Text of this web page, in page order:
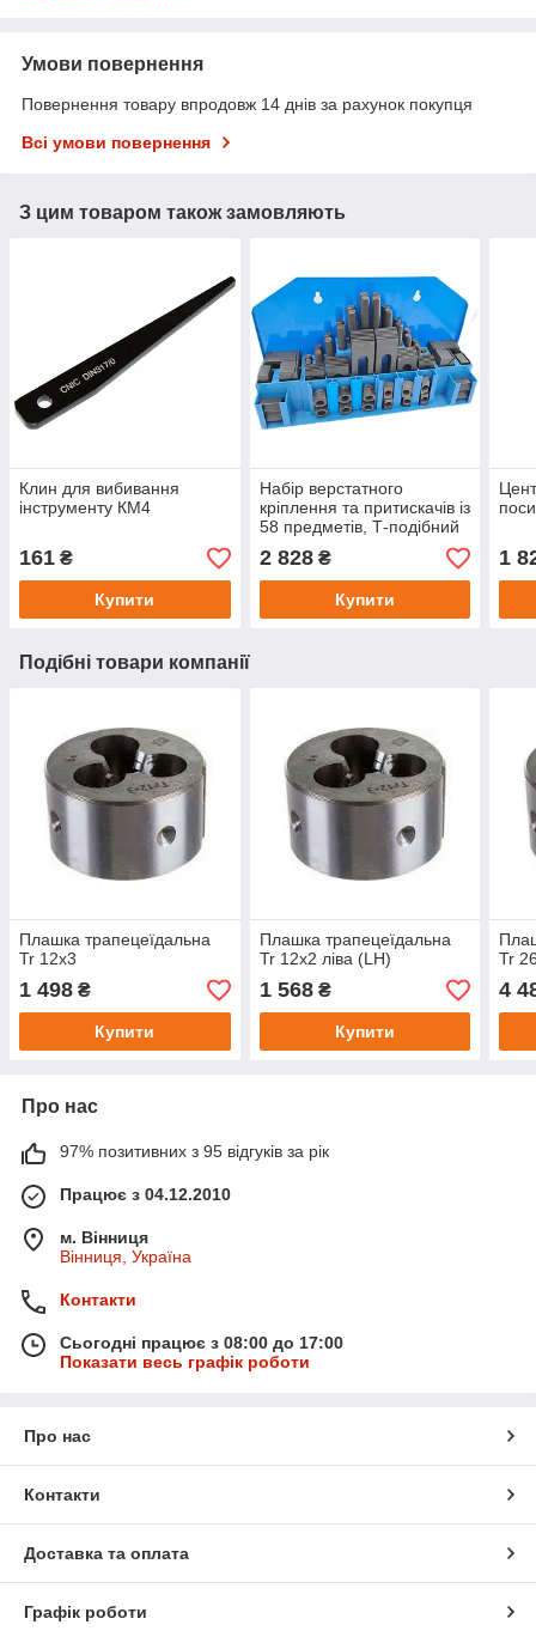
Умови повернення
Повернення товару впродовж 14 днів за рахунок покупця
Всі умови повернення
З цим товаром також замовляють
Клин для вибивання
інструменту КМ4
161 ₴
Купити
Набір верстатного
кріплення та притискачів із
58 предметів, Т-подібний
паз 12 мм, М10
2 828₴
Купити
1
Подібні товари компанії
Плашка трапецеїдальна
Tr 12х3
1 498 ₴
Купити
Плашка трапецеїдальна
Tr 12х2 ліва (LH)
1 568₴
Купити
Tr
4
Про нас
97% позитивних з 95 відгуків за рік
Працює з 04.12.2010
м. Вінниця
Вінниця, Україна
Контакти
Сьогодні працює з 08:00 до 17:00
Показати весь графік роботи
Про нас
Контакти
Доставка та оплата
Графік роботи